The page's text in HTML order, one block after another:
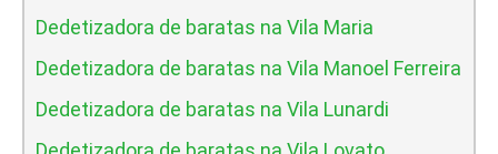
Dedetizadora de baratas na Vila Maria
Dedetizadora de baratas na Vila Manoel Ferreira
Dedetizadora de baratas na Vila Lunardi